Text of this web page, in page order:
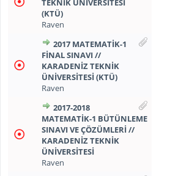
TEKNİK ÜNİVERSİTESİ
(KTÜ)
Raven
2017 MATEMATİK-1
FİNAL SINAVI //
KARADENİZ TEKNİK
ÜNİVERSİTESİ (KTÜ)
Raven
2017-2018
MATEMATİK-1 BÜTÜNLEME
SINAVI VE ÇÖZÜMLERİ //
KARADENİZ TEKNİK
ÜNİVERSİTESİ
Raven